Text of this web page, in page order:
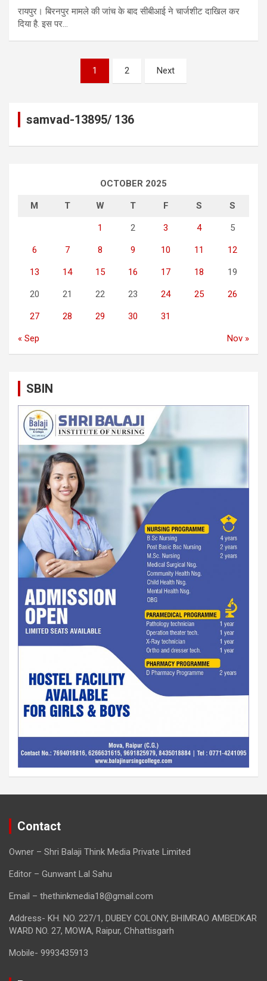
रायपुर। बिरनपुर मामले की जांच के बाद सीबीआई ने चार्जशीट दाखिल कर
दिया है. इस पर…
1 2 Next
samvad-13895/ 136
OCTOBER 2025
M T W T F S S
1 2 3 4 5
6 7 8 9 10 11 12
13 14 15 16 17 18 19
20 21 22 23 24 25 26
27 28 29 30 31
« Sep Nov »
SBIN
Contact
Owner – Shri Balaji Think Media Private Limited
Editor – Gunwant Lal Sahu
Email – thethinkmedia18@gmail.com
Address- KH. NO. 227/1, DUBEY COLONY, BHIMRAO AMBEDKAR
WARD NO. 27, MOWA, Raipur, Chhattisgarh
Mobile- 9993435913